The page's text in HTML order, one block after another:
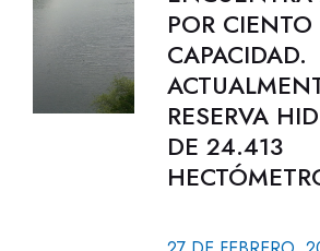
POR CIENTO
CAPACIDAD.
RESERVA
DE 24.413